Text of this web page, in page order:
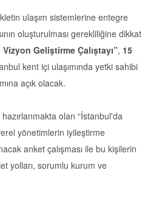
ulaşım sistemlerine entegre
oluşturulması gerekliliğine dikkat
Geliştirme Çalıştayı”, 15
kent içi ulaşımında yetki sahibi
açık olacak.
hazırlanmakta olan “İstanbul'da
yönetimlerin iyileştirme
anket çalışması ile bu kişilerin
yolları, sorumlu kurum ve